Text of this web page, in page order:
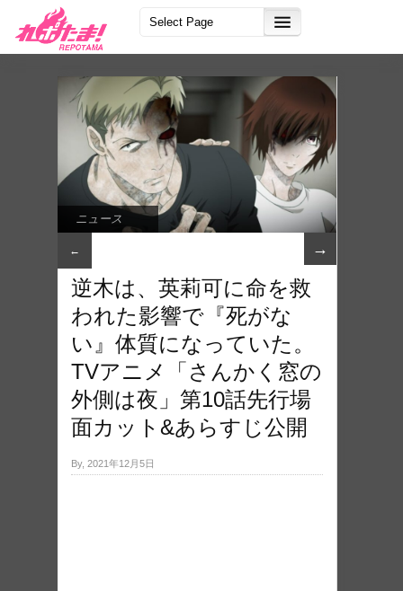
ニュース
← →
逆木は、英莉可に命を救
われた影響で『死がな
い』体質になっていた。
TVアニメ「さんかく窓の
外側は夜」第10話先行場
面カット&あらすじ公開
By, 2021年12月5日